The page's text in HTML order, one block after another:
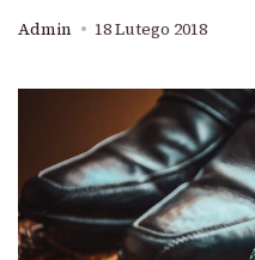
Admin 18 Lutego 2018